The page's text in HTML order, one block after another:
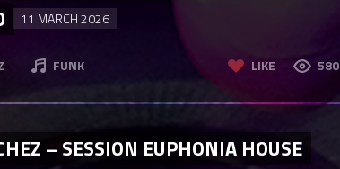
LIKE 580
11 MARCH 2026
FUNK
– SESSION EUPHONIA HOUSE